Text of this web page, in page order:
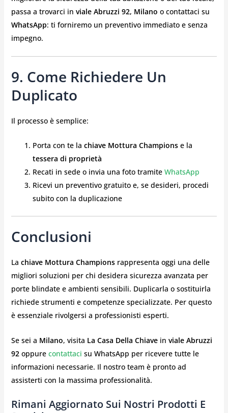
passa a trovarci in viale Abruzzi 92, Milano o contattaci su
WhatsApp: ti forniremo un preventivo immediato e senza
impegno.
9. Come Richiedere Un
Duplicato
Il processo è semplice:
Porta con te la chiave Mottura Championse la
tessera di proprietà
Recati in sede o invia una foto tramite WhatsApp
Ricevi un preventivo gratuito e, se desideri, procedi
subito con la duplicazione
Conclusioni
La chiave Mottura Championsrappresenta oggi una delle
migliori soluzioni per chi desidera sicurezza avanzata per
porte blindate e ambienti sensibili. Duplicarla o sostituirla
richiede strumenti e competenze specializzate. Per questo
è essenziale rivolgersi a professionisti esperti.
Se sei a Milano, visita La Casa Della Chiavein viale Abruzzi
92oppure contattaci su WhatsApp per ricevere tutte le
informazioni necessarie. Il nostro team è pronto ad
assisterti con la massima professionalità.
Rimani Aggiornato Sui Nostri Prodotti E